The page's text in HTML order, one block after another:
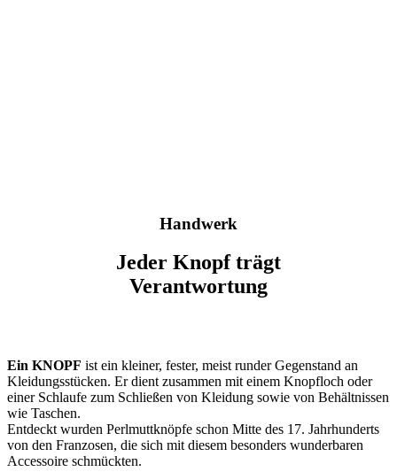
Handwerk
Jeder Knopf trägt
Verantwortung
Ein KNOPF ist ein kleiner, fester, meist runder Gegenstand an
Kleidungsstücken. Er dient zusammen mit einem Knopfloch oder
einer Schlaufe zum Schließen von Kleidung sowie von Behältnissen
wie Taschen.
Entdeckt wurden Perlmuttknöpfe schon Mitte des 17. Jahrhunderts
von den Franzosen, die sich mit diesem besonders wunderbaren
Accessoire schmückten.